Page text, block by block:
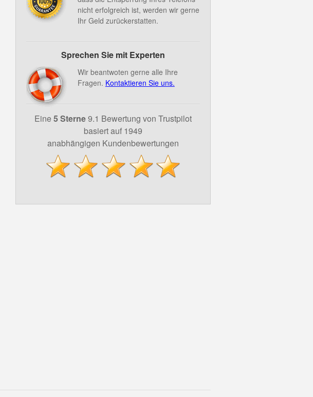
nicht erfolgreich ist, werden wir gerne
Ihr Geld zurückerstatten.
Sprechen Sie mit Experten
Wir beantwoten gerne alle Ihre
Fragen. Kontaktieren Sie uns.
Eine 5 Sterne9.1 Bewertung von Trustpilot
basiert auf 1949
anabhängigen Kundenbewertungen